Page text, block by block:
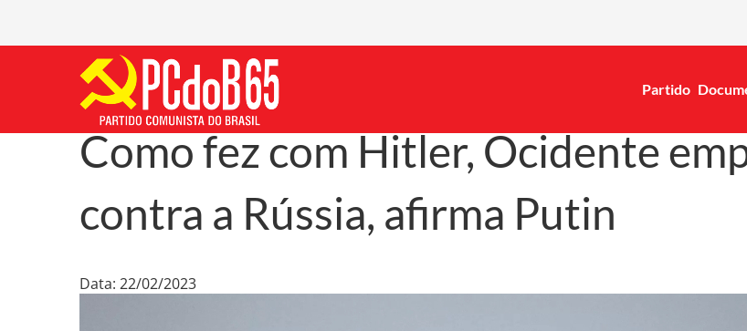
Partido
Como fez com Hitler, Ocidente
contra a Rússia, afirma Putin
Data: 22/02/2023